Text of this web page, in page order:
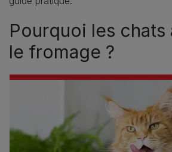
Pourquoi les chats
le fromage ?